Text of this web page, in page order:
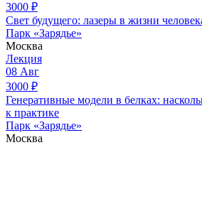
3000 ₽
Свет будущего: лазеры в жизни
Парк «Зарядье»
Москва
Лекция
08 Авг
3000 ₽
Генеративные модели в белках:
к практике
Парк «Зарядье»
Москва